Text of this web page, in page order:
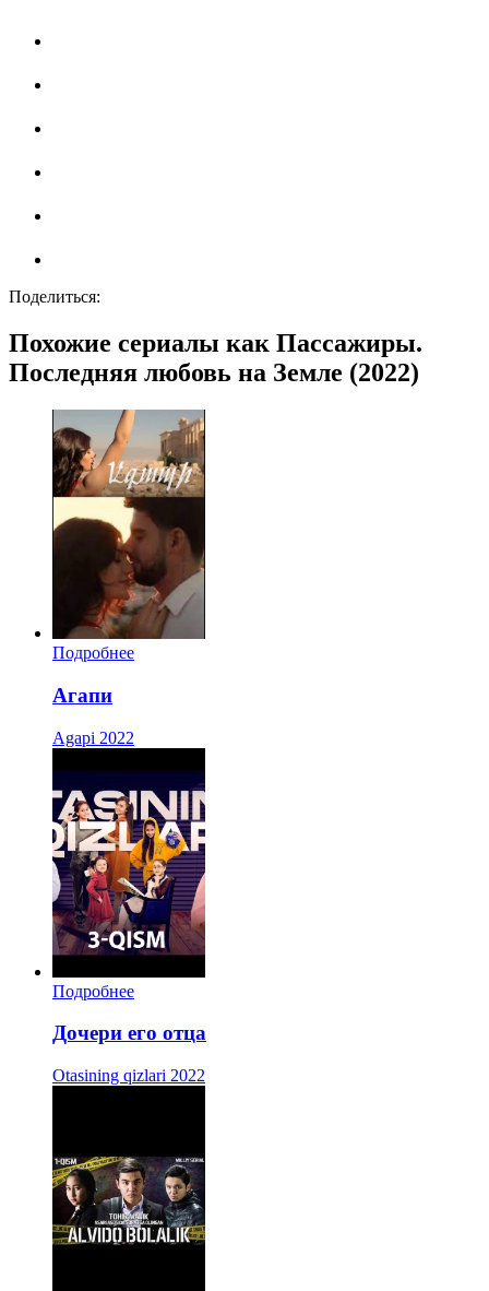
Поделиться:
Похожие сериалы как Пассажиры.
Последняя любовь на Земле (2022)
Подробнее
Агапи
Agapi 2022
Подробнее
Дочери его отца
Otasining qizlari 2022